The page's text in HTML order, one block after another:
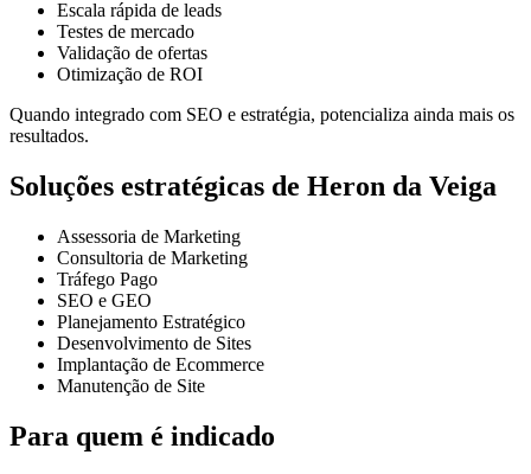
Escala rápida de leads
Testes de mercado
Validação de ofertas
Otimização de ROI
Quando integrado com SEO e estratégia, potencializa ainda mais os
resultados.
Soluções estratégicas de Heron da Veiga
Assessoria de Marketing
Consultoria de Marketing
Tráfego Pago
SEO e GEO
Planejamento Estratégico
Desenvolvimento de Sites
Implantação de Ecommerce
Manutenção de Site
Para quem é indicado